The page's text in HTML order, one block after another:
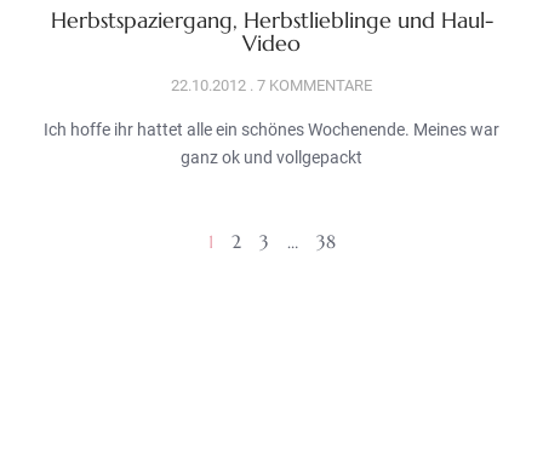
Herbstspaziergang, Herbstlieblinge und Haul-
Video
22.10.2012 7 KOMMENTARE
Ich hoffe ihr hattet alle ein schönes Wochenende. Meines war
ganz ok und vollgepackt
1 2 3 … 38